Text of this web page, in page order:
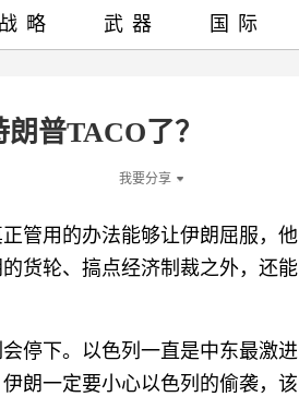
普TACO了？
我要分享
管用的办法能够让伊朗屈服，他
货轮、搞点经济制裁之外，还能
停下。以色列一直是中东最激进
朗一定要小心以色列的偷袭，该
战略 武器 国际